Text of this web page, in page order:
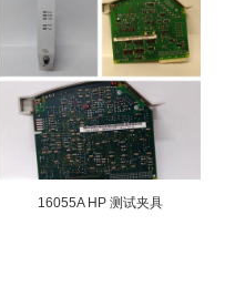
16055A HP 测试夹具